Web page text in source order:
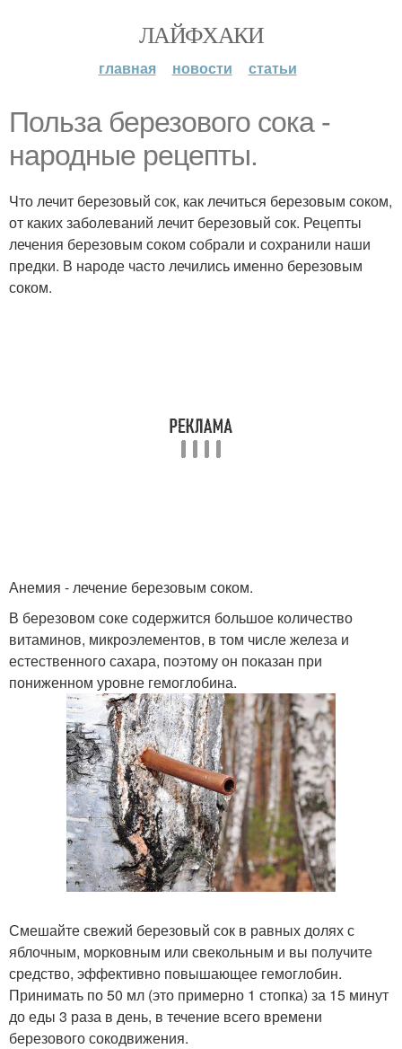
ЛАЙФХАКИ
главная новости статьи
Польза березового сока -
народные рецепты.
Что лечит березовый сок, как лечиться березовым соком,
от каких заболеваний лечит березовый сок. Рецепты
лечения березовым соком собрали и сохранили наши
предки. В народе часто лечились именно березовым
соком.
Анемия - лечение березовым соком.
В березовом соке содержится большое количество
витаминов, микроэлементов, в том числе железа и
естественного сахара, поэтому он показан при
пониженном уровне гемоглобина.
Смешайте свежий березовый сок в равных долях с
яблочным, морковным или свекольным и вы получите
средство, эффективно повышающее гемоглобин.
Принимать по 50 мл (это примерно 1 стопка) за 15 минут
до еды 3 раза в день, в течение всего времени
березового сокодвижения.